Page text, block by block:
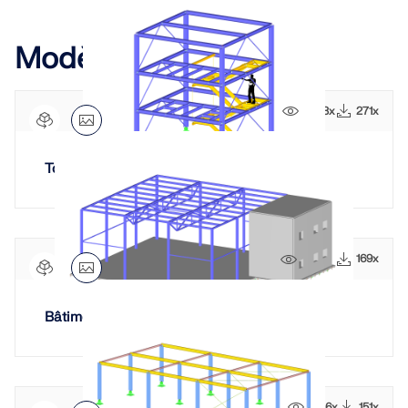
EN SAVOIR PLUS
Le service en ligne Dlubal fournit des cartes de
zones pour la détermination rapide des charges de
neige, des vitesses de vent et des données
Modèles associés
3923x 271x
Tour en acier avec escalier
5804x 169x
Bâtiment en acier et béton armé